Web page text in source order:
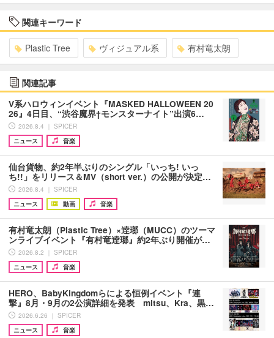
関連キーワード
Plastic Tree ヴィジュアル系 有村竜太朗
関連記事
V系ハロウィンイベント『MASKED HALLOWEEN 20
26』4日目、“渋谷魔界†モンスターナイト”出演6…
2026.8.4 ｜ SPICER
ニュース
音楽
仙台貨物、約2年半ぶりのシングル「いっち! いっ
ち!!」をリリース＆MV（short ver.）の公開が決定…
2026.8.4 ｜ SPICER
ニュース
動画 音楽
有村竜太朗（Plastic Tree）×逹瑯（MUCC）のツーマ
ンライブイベント『有村竜逹瑯』約2年ぶり開催が…
2026.8.2 ｜ SPICER
ニュース
音楽
HERO、BabyKingdomらによる恒例イベント『連
撃』8月・9月の2公演詳細を発表 mitsu、Kra、黒…
2026.6.26 ｜ SPICER
ニュース
音楽